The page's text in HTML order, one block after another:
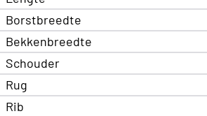
Borstbreedte
Bekkenbreedte
Schouder
Rug
Rib